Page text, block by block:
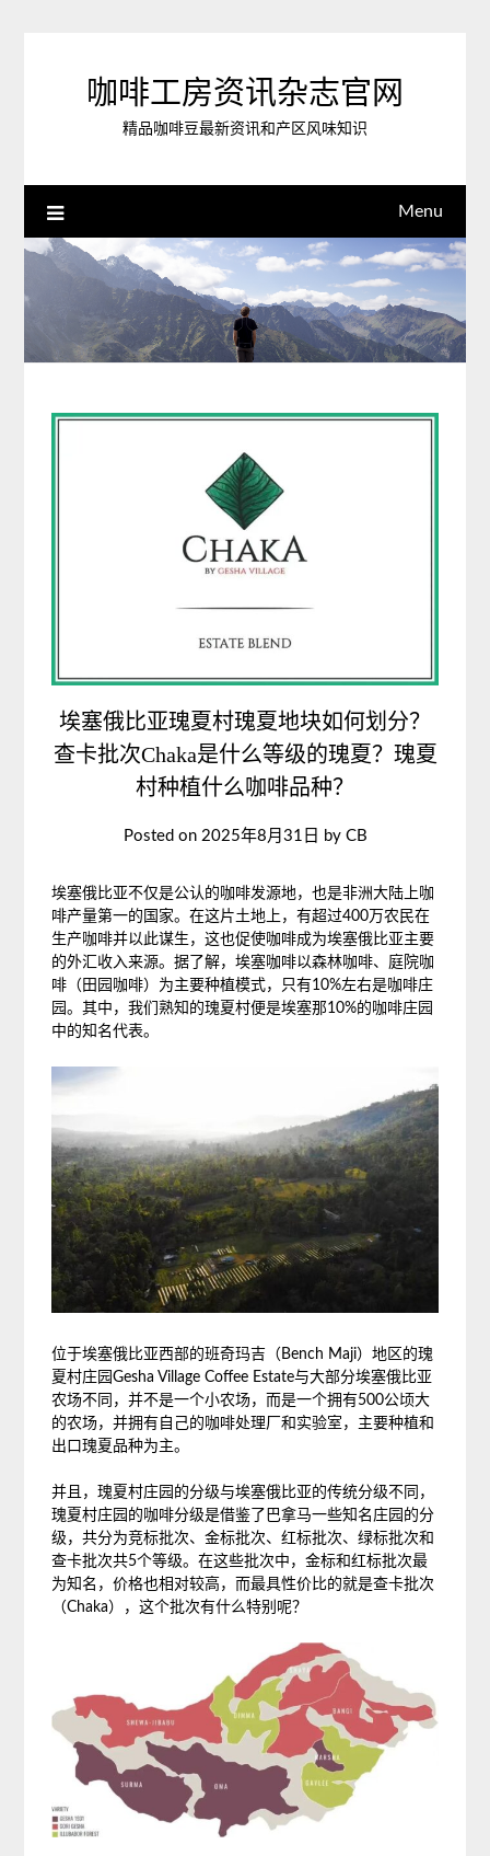
咖啡工房资讯杂志官网
精品咖啡豆最新资讯和产区风味知识
Menu
埃塞俄比亚瑰夏村瑰夏地块如何划分？
查卡批次Chaka是什么等级的瑰夏？瑰夏
村种植什么咖啡品种？
Posted on 2025年8月31日 by CB
埃塞俄比亚不仅是公认的咖啡发源地，也是非洲大陆上咖
啡产量第一的国家。在这片土地上，有超过400万农民在
生产咖啡并以此谋生，这也促使咖啡成为埃塞俄比亚主要
的外汇收入来源。据了解，埃塞咖啡以森林咖啡、庭院咖
啡（田园咖啡）为主要种植模式，只有10%左右是咖啡庄
园。其中，我们熟知的瑰夏村便是埃塞那10%的咖啡庄园
中的知名代表。
位于埃塞俄比亚西部的班奇玛吉（Bench Maji）地区的瑰
夏村庄园Gesha Village Coffee Estate与大部分埃塞俄比亚
农场不同，并不是一个小农场，而是一个拥有500公顷大
的农场，并拥有自己的咖啡处理厂和实验室，主要种植和
出口瑰夏品种为主。
并且，瑰夏村庄园的分级与埃塞俄比亚的传统分级不同，
瑰夏村庄园的咖啡分级是借鉴了巴拿马一些知名庄园的分
级，共分为竞标批次、金标批次、红标批次、绿标批次和
查卡批次共5个等级。在这些批次中，金标和红标批次最
为知名，价格也相对较高，而最具性价比的就是查卡批次
（Chaka），这个批次有什么特别呢？